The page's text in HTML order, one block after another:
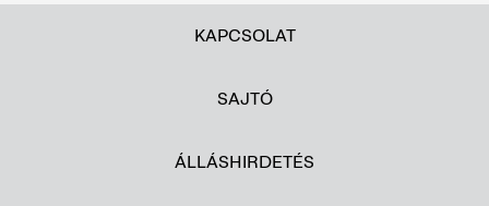
KAPCSOLAT
SAJTÓ
ÁLLÁSHIRDETÉS